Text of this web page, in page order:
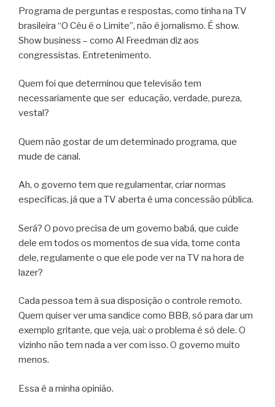
Programa de perguntas e respostas, como tinha na TV
brasileira “O Céu é o Limite”, não é jornalismo. É show.
Show business – como Al Freedman diz aos
congressistas. Entretenimento.
Quem foi que determinou que televisão tem
necessariamente que ser educação, verdade, pureza,
vestal?
Quem não gostar de um determinado programa, que
mude de canal.
Ah, o governo tem que regulamentar, criar normas
específicas, já que a TV aberta é uma concessão pública.
Será? O povo precisa de um governo babá, que cuide
dele em todos os momentos de sua vida, tome conta
dele, regulamente o que ele pode ver na TV na hora de
lazer?
Cada pessoa tem à sua disposição o controle remoto.
Quem quiser ver uma sandice como BBB, só para dar um
exemplo gritante, que veja, uai: o problema é só dele. O
vizinho não tem nada a ver com isso. O governo muito
menos.
Essa é a minha opinião.